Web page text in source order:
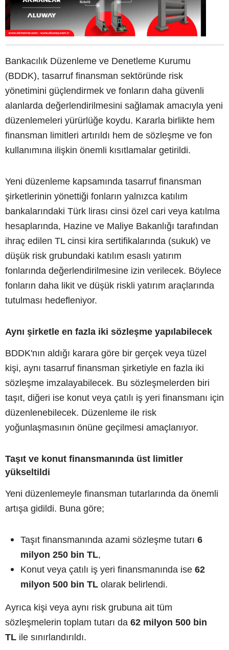
Bankacılık Düzenleme ve Denetleme Kurumu
(BDDK), tasarruf finansman sektöründe risk
yönetimini güçlendirmek ve fonların daha güvenli
alanlarda değerlendirilmesini sağlamak amacıyla yeni
düzenlemeleri yürürlüğe koydu. Kararla birlikte hem
finansman limitleri artırıldı hem de sözleşme ve fon
kullanımına ilişkin önemli kısıtlamalar getirildi.
Yeni düzenleme kapsamında tasarruf finansman
şirketlerinin yönettiği fonların yalnızca katılım
bankalarındaki Türk lirası cinsi özel cari veya katılma
hesaplarında, Hazine ve Maliye Bakanlığı tarafından
ihraç edilen TL cinsi kira sertifikalarında (sukuk) ve
düşük risk grubundaki katılım esaslı yatırım
fonlarında değerlendirilmesine izin verilecek. Böylece
fonların daha likit ve düşük riskli yatırım araçlarında
tutulması hedefleniyor.
Aynı şirketle en fazla iki sözleşme yapılabilecek
BDDK'nın aldığı karara göre bir gerçek veya tüzel
kişi, aynı tasarruf finansman şirketiyle en fazla iki
sözleşme imzalayabilecek. Bu sözleşmelerden biri
taşıt, diğeri ise konut veya çatılı iş yeri finansmanı için
düzenlenebilecek. Düzenleme ile risk
yoğunlaşmasının önüne geçilmesi amaçlanıyor.
Taşıt ve konut finansmanında üst limitler
yükseltildi
Yeni düzenlemeyle finansman tutarlarında da önemli
artışa gidildi. Buna göre;
Taşıt finansmanında azami sözleşme tutarı 6
milyon 250 bin TL,
Konut veya çatılı iş yeri finansmanında ise 62
milyon 500 bin TL olarak belirlendi.
Ayrıca kişi veya aynı risk grubuna ait tüm
sözleşmelerin toplam tutarı da 62 milyon 500 bin
TL ile sınırlandırıldı.